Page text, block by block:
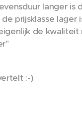
langer is
prijsklasse lager
de
:-)